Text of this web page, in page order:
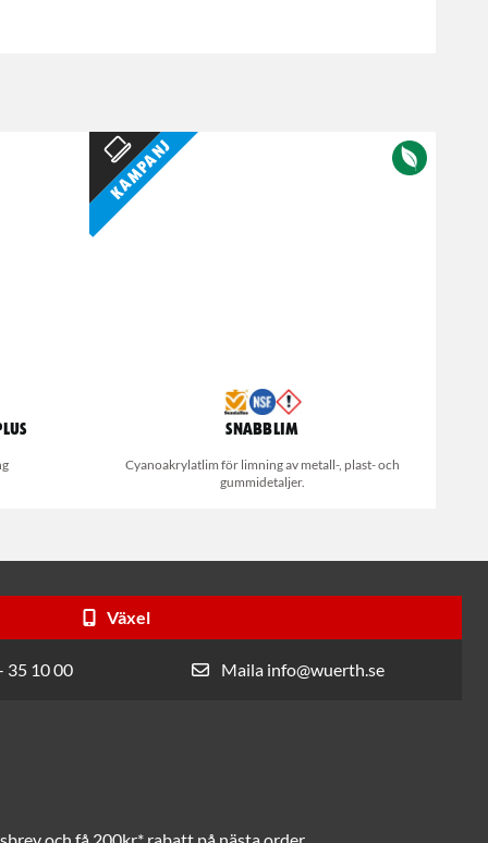
Kampanj
Snabblim
Cyanoakrylatlim för limning av metall-, plast- och
gummidetaljer.
Växel
35 10 00 Maila info@wuerth.se